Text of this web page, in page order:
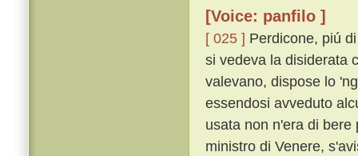
[Voice: panfilo ]
[ 025 ] Perdicone, piú
si vedeva la disiderata
valevano, dispose lo
essendosi avveduto
usata non n'era di
ministro di Venere,